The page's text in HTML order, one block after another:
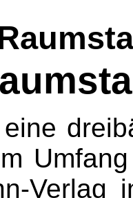
Verlag